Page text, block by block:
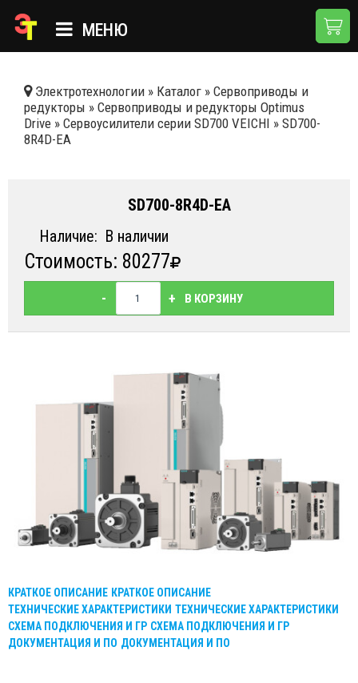
МЕНЮ
КАТАЛОГ
О КОМПАНИИ
ДОСТАВКА И ОПЛАТА
КОНТАКТЫ
Электротехнологии » Каталог » Сервоприводы и
редукторы » Сервоприводы и редукторы Optimus
Drive » Сервоусилители серии SD700 VEICHI » SD700-
8R4D-EA
SD700-8R4D-EA
Наличие: В наличии
Стоимость: 80277
- + В КОРЗИНУ
КРАТКОЕ ОПИСАНИЕ КРАТКОЕ ОПИСАНИЕ
ТЕХНИЧЕСКИЕ ХАРАКТЕРИСТИКИ ТЕХНИЧЕСКИЕ ХАРАКТЕРИСТИКИ
СХЕМА ПОДКЛЮЧЕНИЯ И ГР СХЕМА ПОДКЛЮЧЕНИЯ И ГР
ДОКУМЕНТАЦИЯ И ПО ДОКУМЕНТАЦИЯ И ПО